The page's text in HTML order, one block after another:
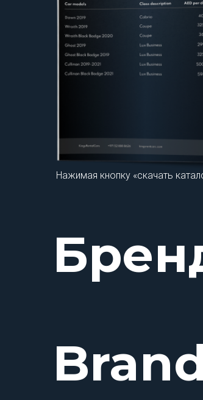
Нажимая кнопку «скачать